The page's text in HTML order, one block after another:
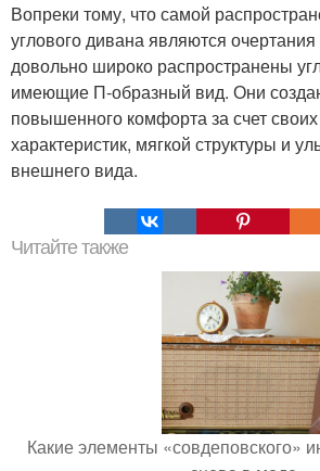
Вопреки тому, что самой
углового дивана являются
довольно широко распространены
имеющие П-образный вид. Они
повышенного комфорта за счет
характеристик, мягкой структуры и
внешнего вида.
Читайте также
Какие элементы «совдеповского»